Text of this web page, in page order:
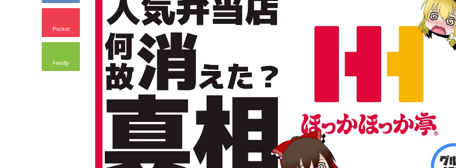
Pocket
Feedly